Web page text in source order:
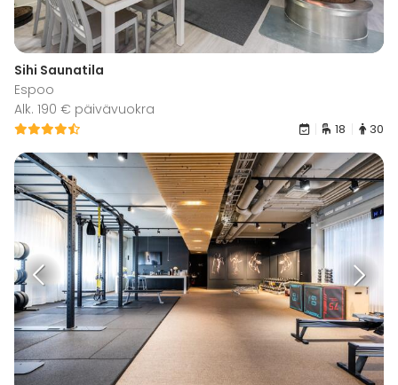
Sihi Saunatila
Espoo
Alk. 190 € päivävuokra
18 30